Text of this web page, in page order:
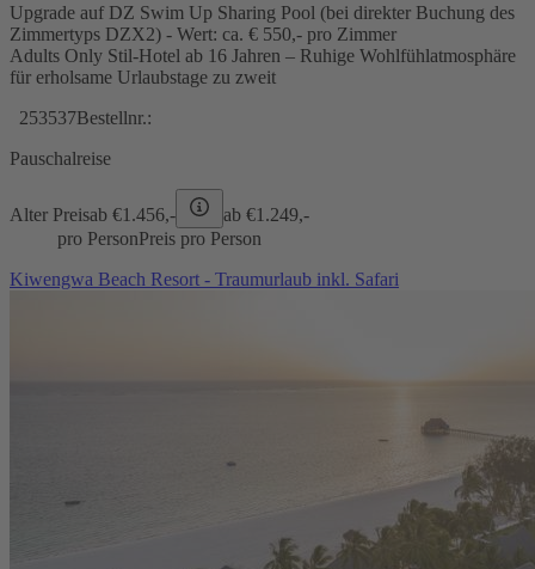
Upgrade auf DZ Swim Up Sharing Pool (bei direkter Buchung des
Zimmertyps DZX2) - Wert: ca. € 550,- pro Zimmer
Adults Only Stil-Hotel ab 16 Jahren – Ruhige Wohlfühlatmosphäre
für erholsame Urlaubstage zu zweit
253537Bestellnr.:
Pauschalreise
Alter Preisab €1.456,- ab €1.249,-
pro PersonPreis pro Person
Kiwengwa Beach Resort - Traumurlaub inkl. Safari